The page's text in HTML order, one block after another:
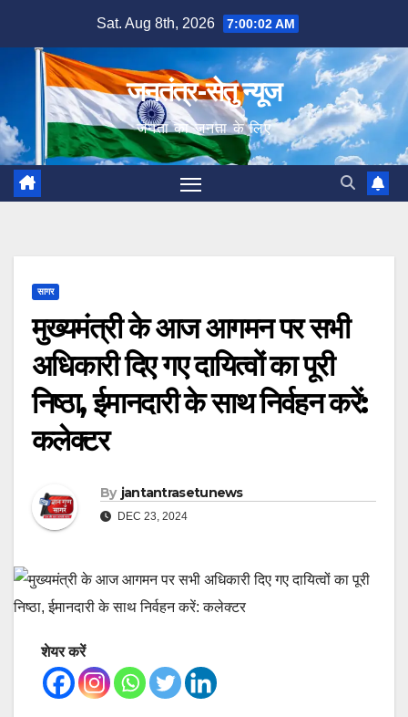
content
Sat. Aug 8th, 2026 7:00:03 AM
जनतंत्र-सेतु न्यूज
जनता का जनता के लिए
सागर
मुख्यमंत्री के आज आगमन पर सभी
अधिकारी दिए गए दायित्वों का पूरी
निष्ठा, ईमानदारी के साथ निर्वहन करें:
कलेक्टर
By jantantrasetunews
DEC 23, 2024
शेयर करें